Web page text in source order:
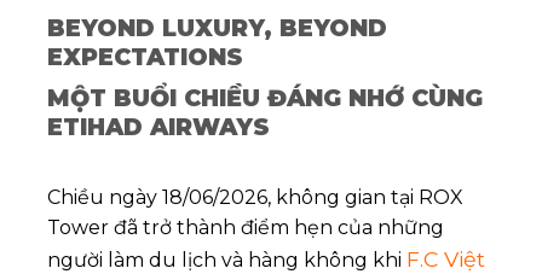
BEYOND LUXURY, BEYOND
EXPECTATIONS
MỘT BUỔI CHIỀU ĐÁNG NHỚ CÙNG
ETIHAD AIRWAYS
Chiều ngày 18/06/2026, không gian tại ROX
Tower đã trở thành điểm hẹn của những
người làm du lịch và hàng không khi F.C Việt